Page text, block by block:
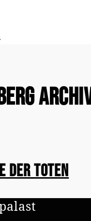
der Toten